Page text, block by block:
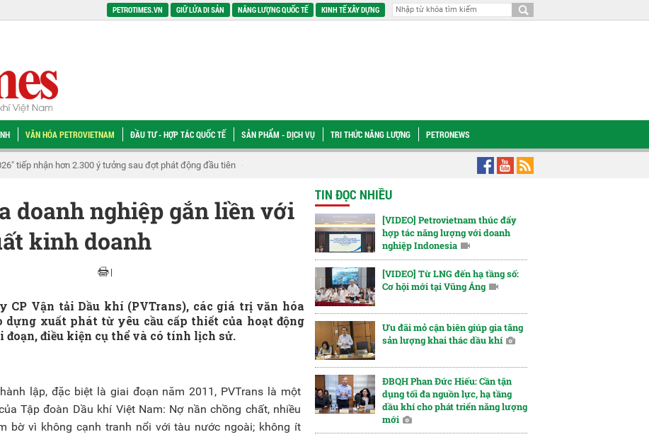
PETROTIMES.VN GIỮ LỬA DI SẢN NĂNG LƯỢNG QUỐC TẾ KINH TẾ XÂY DỰNG
VĂN HÓA PETROVIETNAM ĐẦU TƯ - HỢP TÁC QUỐC TẾ SẢN PHẨM - DỊCH VỤ TRI THỨC NĂNG LƯỢNG PETRONEWS
tiếp nhận hơn 2.300 ý tưởng sau đợt phát động đầu tiên [VIDEO] Petrovietnam lấy ý kiến hoàn thiện Chiến lược Nâng tầm văn hóa và Quản trị thương hiệu
doanh nghiệp gắn liền với
kinh doanh
|
CP Vận tải Dầu khí (PVTrans), các giá trị văn hóa
dựng xuất phát từ yêu cầu cấp thiết của hoạt động
điều kiện cụ thể và có tính lịch sử.
lập, đặc biệt là giai đoạn năm 2011, PVTrans là một
Tập đoàn Dầu khí Việt Nam: Nợ nần chồng chất, nhiều
bờ vì không cạnh tranh nổi với tàu nước ngoài; không ít
TIN ĐỌC NHIỀU
[VIDEO] Petrovietnam thúc đẩy
hợp tác năng lượng với doanh
nghiệp Indonesia
[VIDEO] Từ LNG đến hạ tầng số:
Cơ hội mới tại Vũng Áng
Ưu đãi mỏ cận biên giúp gia tăng
sản lượng khai thác dầu khí
ĐBQH Phan Đức Hiếu: Cần tận
dụng tối đa nguồn lực, hạ tầng
dầu khí cho phát triển năng lượng
mới